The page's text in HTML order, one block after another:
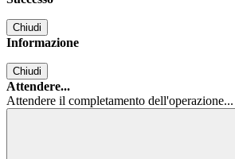
Chiudi
Informazione
Chiudi
Attendere...
Attendere il completamento dell'operazione...